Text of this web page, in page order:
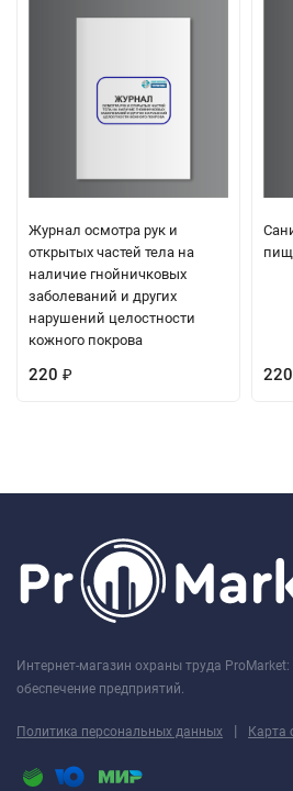
Журнал осмотра рук и
открытых частей тела на
наличие гнойничковых
заболеваний и других
нарушений целостности
кожного покрова
220 ₽ 220
Интернет-магазин охраны труда
обеспечение предприятий.
Политика персональных данных | Карта